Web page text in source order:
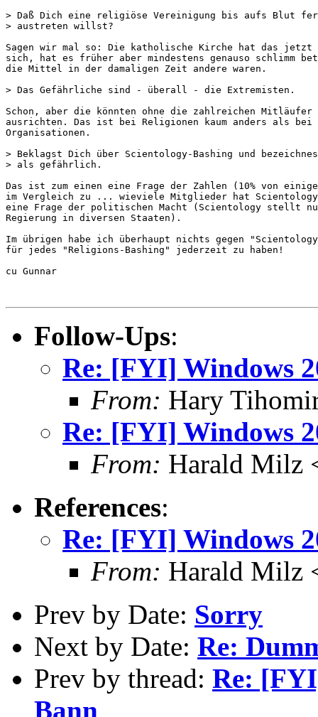
> Daß Dich eine religiöse Vereinigung bis aufs Blut
> austreten willst?
Sagen wir mal so: Die katholische Kirche hat das
sich, hat es früher aber mindestens genauso schlimm
die Mittel in der damaligen Zeit andere waren.
> Das Gefährliche sind - überall - die Extremisten.
Schon, aber die könnten ohne die zahlreichen
ausrichten. Das ist bei Religionen kaum anders als
Organisationen.
> Beklagst Dich über Scientology-Bashing und
> als gefährlich.
Das ist zum einen eine Frage der Zahlen (10% von
im Vergleich zu ... wieviele Mitglieder hat
eine Frage der politischen Macht (Scientology stellt
Regierung in diversen Staaten).
Im übrigen habe ich überhaupt nichts gegen
für jedes "Religions-Bashing" jederzeit zu haben!
cu Gunnar
Follow-Ups:
Re: [FYI] Windows
From: Hary
Re: [FYI] Windows
From: Harald Milz
References:
Re: [FYI] Windows
From: Harald Milz
Prev by Date: Sorry
Next by Date: Re:
Prev by thread: Re:
Bann